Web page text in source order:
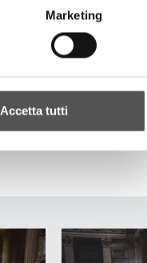
Marketing
Accetta tutti